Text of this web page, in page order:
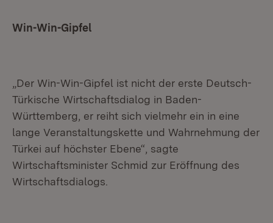
Win-Win-Gipfel
„Der Win-Win-Gipfel ist nicht der erste Deutsch-
Türkische Wirtschaftsdialog in Baden-
Württemberg, er reiht sich vielmehr ein in eine
lange Veranstaltungskette und Wahrnehmung der
Türkei auf höchster Ebene“, sagte
Wirtschaftsminister Schmid zur Eröffnung des
Wirtschaftsdialogs.